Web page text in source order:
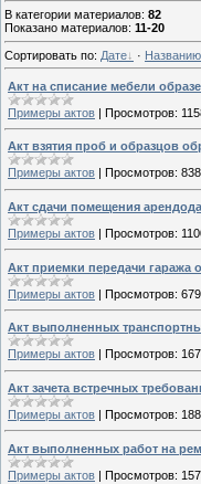
В категории материалов: 82
Показано материалов: 11-20
Сортировать по: Дате · Названию
Акт на списание мебели
Примеры актов | Просмотров:
Акт взятия проб и образцов
Примеры актов
Просмотров: 838
Акт сдачи помещения
Примеры актов | Просмотров:
Акт приемки передачи гаража
Примеры актов | Просмотров: 679
Акт выполненных
Примеры актов
Просмотров:
Акт зачета встречных
Примеры актов | Просмотров:
Акт выполненных работ на
Примеры актов | Просмотров: